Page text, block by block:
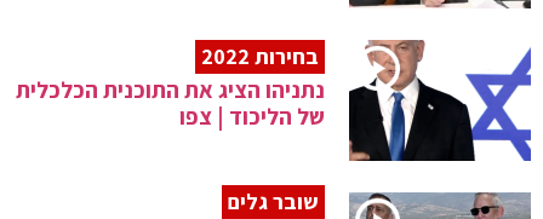
בחירות 2022
נתניהו הציג את התוכנית הכלכלית
של הליכוד | צפו
שובר גלים